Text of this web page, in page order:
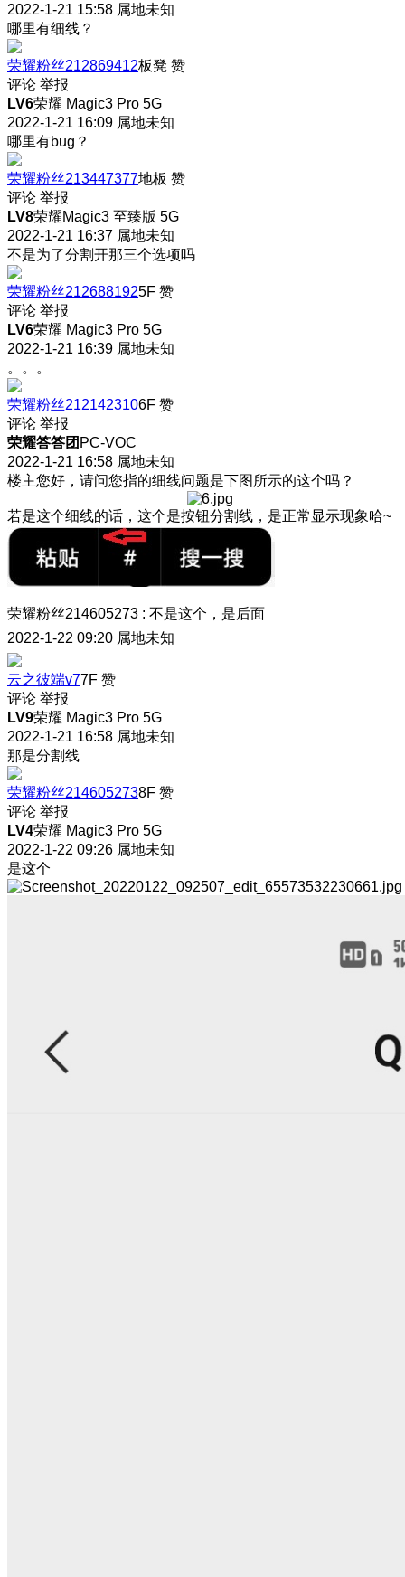
2022-1-21 15:58 属地未知
哪里有细线？
荣耀粉丝212869412板凳 赞
评论 举报
LV6荣耀 Magic3 Pro 5G
2022-1-21 16:09 属地未知
哪里有bug？
荣耀粉丝213447377地板 赞
评论 举报
LV8荣耀Magic3 至臻版 5G
2022-1-21 16:37 属地未知
不是为了分割开那三个选项吗
荣耀粉丝2126881925F 赞
评论 举报
LV6荣耀 Magic3 Pro 5G
2022-1-21 16:39 属地未知
。。。
荣耀粉丝2121423106F 赞
评论 举报
荣耀答答团 PC-VOC
2022-1-21 16:58 属地未知
楼主您好，请问您指的细线问题是下图所示的这个吗？
若是这个细线的话，这个是按钮分割线，是正常显示现象哈~
荣耀粉丝214605273 : 不是这个，是后面
2022-1-22 09:20 属地未知
云之彼端v77F 赞
评论 举报
LV9荣耀 Magic3 Pro 5G
2022-1-21 16:58 属地未知
那是分割线
荣耀粉丝2146052738F 赞
评论 举报
LV4荣耀 Magic3 Pro 5G
2022-1-22 09:26 属地未知
是这个